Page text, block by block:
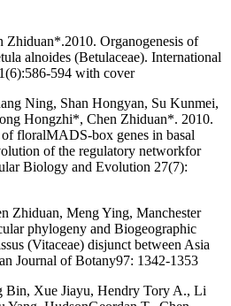
Zhiduan*.2010. Organogenesis of
alnoides (Betulaceae). International
594 with cover
Ning, Shan Hongyan, Su Kunmei,
Hongzhi*, Chen Zhiduan*. 2010.
floralMADS-box genes in basal
of the regulatory networkfor
Biology and Evolution 27(7):
Zhiduan, Meng Ying, Manchester
phylogeny and Biogeographic
(Vitaceae) disjunct between Asia
Journal of Botany97: 1342-1353
Xue Jiayu, Hendry Tory A., Li